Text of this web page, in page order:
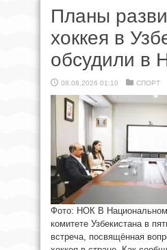
Планы
хоккея в
обсудили в
08.08.2026 01:10 СПОРТ
Фото: НОК В
комитете Узбекистана в
встреча, посвящённая